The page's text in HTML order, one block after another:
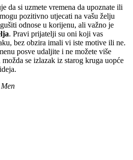
da si uzmete vremena da upoznate ili
pozitivno utjecati na vašu želju
odnose u korijenu, ali važno je
. Pravi prijatelji su oni koji vas
bez obzira imali vi iste motive ili ne.
posve udaljite i ne možete više
se izlazak iz starog kruga uopće